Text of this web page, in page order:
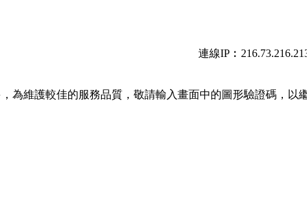
連線
為維護較佳的服務品質，敬請輸入畫面中的圖形驗證碼，以